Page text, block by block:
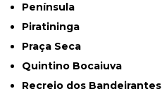
Península
Piratininga
Praça Seca
Quintino Bocaiuva
Recreio dos Bandeirantes